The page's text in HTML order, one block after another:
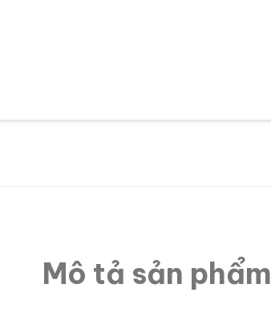
Mô tả sản phẩm